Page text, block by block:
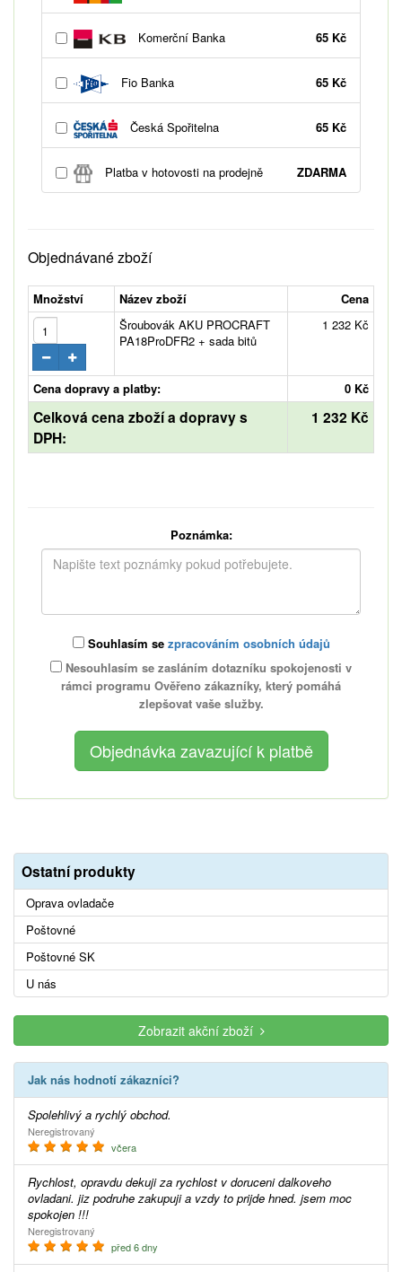
Komerční Banka 65 Kč
Fio Banka 65 Kč
Česká Spořitelna 65 Kč
Platba v hotovosti na prodejně ZDARMA
Objednávané zboží
Množství Název zboží
Cena
Šroubovák AKU PROCRAFT
PA18ProDFR2 + sada bitů
1 232 Kč
Cena dopravy a platby: 0 Kč
Celková cena zboží a dopravy s
DPH:
1 232 Kč
Poznámka:
Souhlasím se zpracováním osobních údajů
Nesouhlasím se zasláním dotazníku spokojenosti v
rámci programu Ověřeno zákazníky, který pomáhá
zlepšovat vaše služby.
Ostatní produkty
Oprava ovladače
Poštovné
Poštovné SK
U nás
Zobrazit akční zboží
Jak nás hodnotí zákazníci?
Spolehlivý a rychlý obchod.
Neregistrovaný
včera
Rychlost, opravdu dekuji za rychlost v doruceni dalkoveho
ovladani. jiz podruhe zakupuji a vzdy to prijde hned. jsem moc
spokojen !!!
Neregistrovaný
před 6 dny